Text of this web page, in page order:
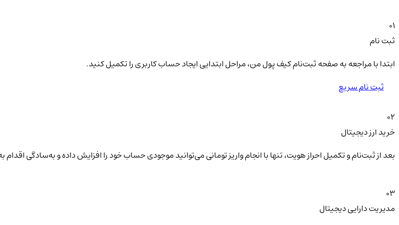
01
ثبت نام
ابتدا با مراجعه به صفحه ثبت‌نام کیف‌ پول من، مراحل ابتدایی ایجاد حساب کاربری را تکمیل کنید.
ثبت نام سریع
02
خرید ارز دیجیتال
بعد از ثبت‌نام و تکمیل احراز هویت، تنها با انجام واریز تومانی می‌توانید موجودی حساب خود را افزایش داده و به‌سادگی اقدام
03
مدیریت دارایی دیجیتال